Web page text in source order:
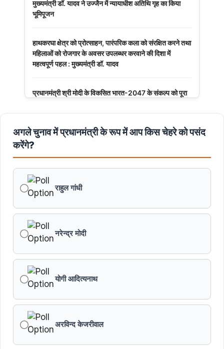
मुख्यमंत्री डॉ. यादव ने उज्जैन में न्यायाधीश अतिथि गृह का किया
भूमिपूजन
हाथकरघा क्षेत्र को प्रोत्साहन, पारंपरिक कला को संरक्षित करने तथा
महिलाओं को रोजगार के अवसर उपलब्धर करवाने की दिशा में
महत्वपूर्ण पहल : मुख्यमंत्री डॉ. यादव
प्रधानमंत्री श्री मोदी के विकसित भारत-2047 के संकल्प को पूरा
बंदियों की समय पूर्व रिहाई दूसरे बंदियों को भी अच्छे आचरण के लिए
करेगी प्रोत्साहित : मुख्यमंत्री डॉ. यादव
छिंदवाड़ा को औद्योगिक हब बनाने की दिशा में तेज होंगे प्रयास :
मुख्यमंत्री डॉ. यादव
जन सेवा में संवेदनशीलता ही सुशासन की पहचान : मुख्यमंत्री डॉ.
प्रशिक्षु छात्राएं आत्मविश्वास रखें, तकनीकी दक्षता के साथ अपनी
जड़ों से जुड़े : मुख्यमंत्री डॉ. यादव
प्रत्येक शुक्रवार को दौरे पर रहेंगे अधिकारी : मुख्यमंत्री डॉ. यादव
अगले चुनाव में प्रधानमंत्री के रूप में आप किस चेहरे को पसंद
करेंगे?
राहुल गांधी
नरेन्द्र मोदी
योगी आदित्यनाथ
अरविन्द केजरीवाल